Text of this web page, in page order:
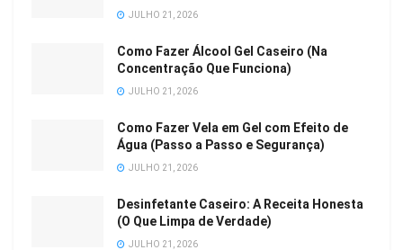
JULHO 21, 2026
Como Fazer Álcool Gel Caseiro (Na
Concentração Que Funciona)
JULHO 21, 2026
Como Fazer Vela em Gel com Efeito de
Água (Passo a Passo e Segurança)
JULHO 21, 2026
Desinfetante Caseiro: A Receita Honesta
(O Que Limpa de Verdade)
JULHO 21, 2026